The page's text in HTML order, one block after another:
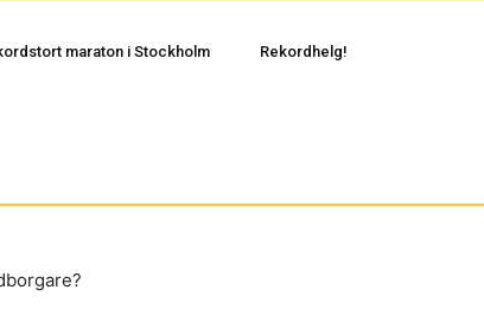
maraton i Stockholm Rekordhelg!